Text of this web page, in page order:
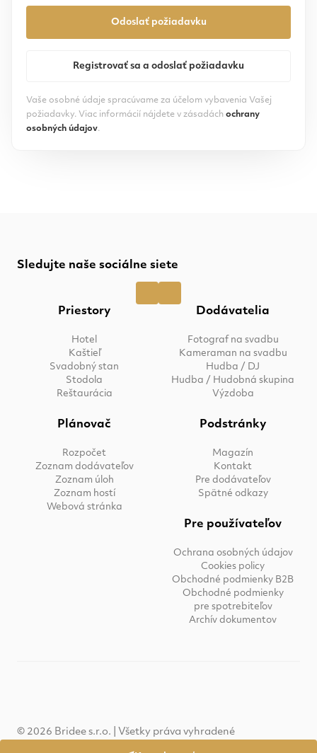
Odoslať požiadavku
Registrovať sa a odoslať požiadavku
Vaše osobné údaje spracúvame za účelom vybavenia Vašej
požiadavky. Viac informácií nájdete v zásadách ochrany
osobných údajov.
Sledujte naše sociálne siete
Priestory
Hotel
Kaštieľ
Svadobný stan
Stodola
Reštaurácia
Dodávatelia
Fotograf na svadbu
Kameraman na svadbu
Hudba / DJ
Hudba / Hudobná skupina
Výzdoba
Plánovač
Rozpočet
Zoznam dodávateľov
Zoznam úloh
Zoznam hostí
Webová stránka
Podstránky
Magazín
Kontakt
Pre dodávateľov
Spätné odkazy
Pre používateľov
Ochrana osobných údajov
Cookies policy
Obchodné podmienky B2B
Obchodné podmienky
pre spotrebiteľov
Archív dokumentov
© 2026 Bridee s.r.o. | Všetky práva vyhradené
Powered by